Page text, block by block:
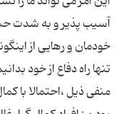
آسیب پذیر و به شدت
خودمان و رهایی از
تنها راه دفاع از خود
منفی ذیل ،‌احتمالا با